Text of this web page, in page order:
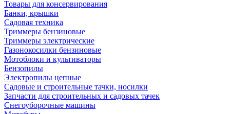
Товары для консервирования
Банки, крышки
Садовая техника
Триммеры бензиновые
Триммеры электрические
Газонокосилки бензиновые
Мотоблоки и культиваторы
Бензопилы
Электропилы цепные
Садовые и строительные тачки, носилки
Запчасти для строительных и садовых тачек
Снегоуборочные машины